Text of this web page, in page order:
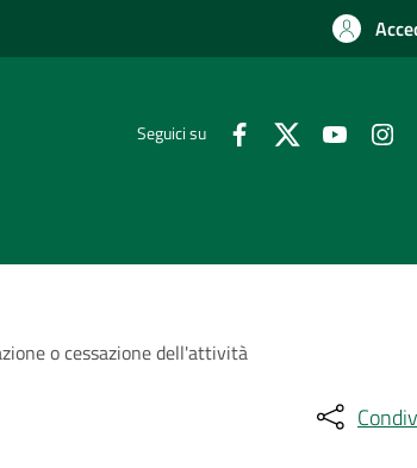
Seguici su
o cessazione dell'attività